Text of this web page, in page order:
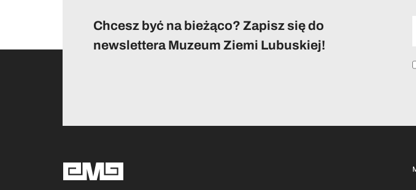
Chcesz być na bieżąco? Zapisz się do
newslettera Muzeum Ziemi Lubuskiej!